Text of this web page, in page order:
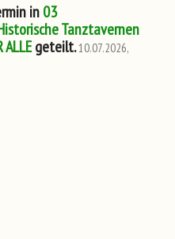
in03
Tanztavernen
geteilt.10.07.2026,